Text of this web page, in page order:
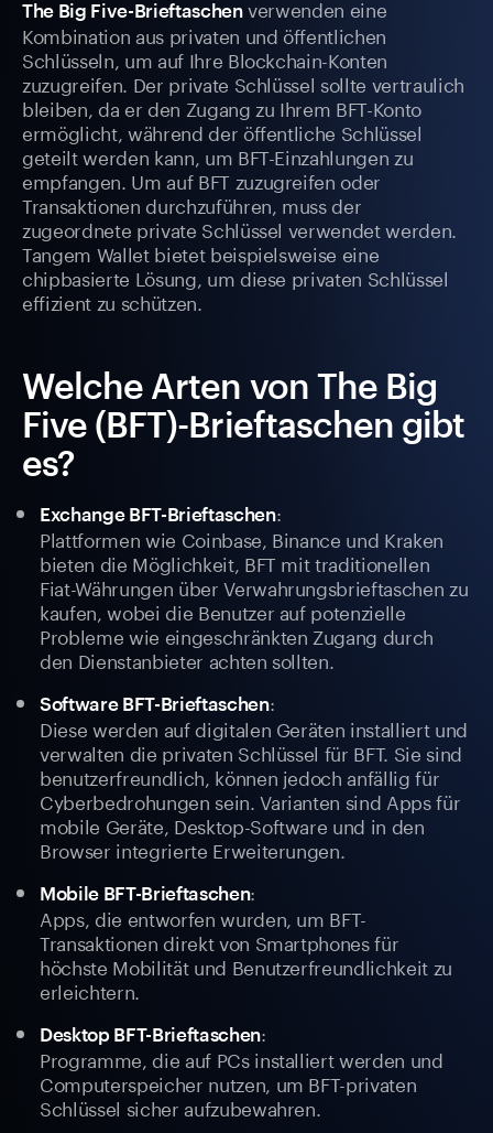
The Big Five-Brieftaschenverwenden eine
Kombination aus privaten und öffentlichen
Schlüsseln, um auf Ihre Blockchain-Konten
zuzugreifen. Der private Schlüssel sollte vertraulich
bleiben, da er den Zugang zu Ihrem BFT-Konto
ermöglicht, während der öffentliche Schlüssel
geteilt werden kann, um BFT-Einzahlungen zu
empfangen. Um auf BFT zuzugreifen oder
Transaktionen durchzuführen, muss der
zugeordnete private Schlüssel verwendet werden.
Tangem Wallet bietet beispielsweise eine
chipbasierte Lösung, um diese privaten Schlüssel
effizient zu schützen.
Welche Arten von The Big
Five (BFT)-Brieftaschen gibt
es?
Exchange BFT-Brieftaschen:
Plattformen wie Coinbase, Binance und Kraken
bieten die Möglichkeit, BFT mit traditionellen
Fiat-Währungen über Verwahrungsbrieftaschen zu
kaufen, wobei die Benutzer auf potenzielle
Probleme wie eingeschränkten Zugang durch
den Dienstanbieter achten sollten.
Software BFT-Brieftaschen:
Diese werden auf digitalen Geräten installiert und
verwalten die privaten Schlüssel für BFT. Sie sind
benutzerfreundlich, können jedoch anfällig für
Cyberbedrohungen sein. Varianten sind Apps für
mobile Geräte, Desktop-Software und in den
Browser integrierte Erweiterungen.
Mobile BFT-Brieftaschen:
Apps, die entworfen wurden, um BFT-
Transaktionen direkt von Smartphones für
höchste Mobilität und Benutzerfreundlichkeit zu
erleichtern.
Desktop BFT-Brieftaschen:
Programme, die auf PCs installiert werden und
Computerspeicher nutzen, um BFT-privaten
Schlüssel sicher aufzubewahren.